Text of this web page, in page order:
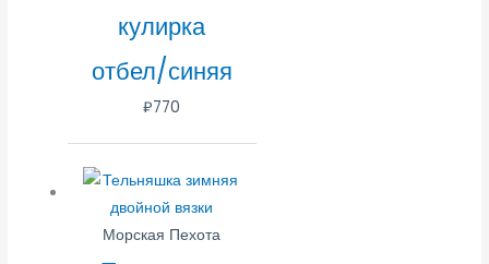
кулирка
отбел/синяя
₽770
Морская Пехота